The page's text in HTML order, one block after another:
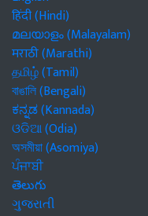
हिंदी (Hindi)
മലയാളം (Malayalam)
मराठी (Marathi)
தமிழ் (Tamil)
বাঙালি (Bengali)
ಕನ್ನಡ (Kannada)
ଓଡିଆ (Odia)
অসমীয়া (Asomiya)
ਪੰਜਾਬੀ
తెలుగు
ગુજરાતી